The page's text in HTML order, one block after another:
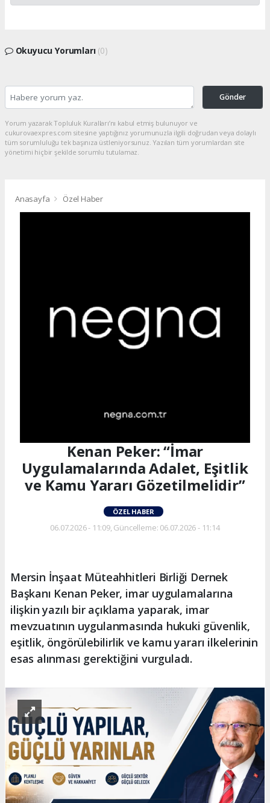
Okuyucu Yorumları (0)
Gönder
Yorum yazarak Topluluk Kuralları’nı kabul etmiş bulunuyor ve
cukurovaexpres.com sitesine yaptığınız yorumunuzla ilgili doğrudan veya dolaylı
tüm sorumluluğu tek başınıza üstleniyorsunuz. Yazılan tüm yorumlardan site
yönetimi hiçbir şekilde sorumlu tutulamaz.
Anasayfa Özel Haber
Kenan Peker: “İmar
Uygulamalarında Adalet, Eşitlik
ve Kamu Yararı Gözetilmelidir”
ÖZEL HABER
06.07.2026 - 11:09, Güncelleme: 06.07.2026 - 11:14
Mersin İnşaat Müteahhitleri Birliği Dernek
Başkanı Kenan Peker, imar uygulamalarına
ilişkin yazılı bir açıklama yaparak, imar
mevzuatının uygulanmasında hukuki güvenlik,
eşitlik, öngörülebilirlik ve kamu yararı ilkelerinin
esas alınması gerektiğini vurguladı.